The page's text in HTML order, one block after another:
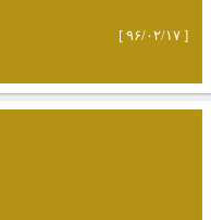
[ ۹۶/۰۲/۱۷ ]